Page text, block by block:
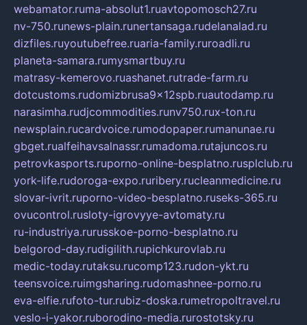
webamator.ruma-absolut1.ruavtopomosch27.ru
nv-750.runews-plain.runertansaga.rudelanalad.ru
dizfiles.ruyoutubefree.ruaria-family.ruroadli.ru
planeta-samara.rumysmartbuy.ru
matrasy-kemerovo.ruashanet.rutrade-farm.ru
dotcustoms.rudomizbrusa9x12spb.ruautodamp.ru
narasimha.rudjcommodities.runv750.rux-ton.ru
newsplain.rucardvoice.rumodopaper.rumanunae.ru
gbget.rualfeihavsalnassr.rumadoma.rutajuncos.ru
petrovkasports.ruporno-online-besplatno.rusplclub.ru
york-life.rudoroga-expo.ruribery.rucleanmedicine.ru
slovar-ivrit.ruporno-video-besplatno.ruseks-365.ru
ovucontrol.rusloty-igrovyye-avtomaty.ru
ru-industriya.rurusskoe-porno-besplatno.ru
belgorod-day.rudigilith.rupichkurovlab.ru
medic-today.rutaksu.rucomp123.rudon-ykt.ru
teensvoice.ruimgsharing.rudomashnee-porno.ru
eva-elfie.rufoto-tur.rubiz-doska.rumetropoltravel.ru
veslo-i-yakor.ruborodino-media.rurostotsky.ru